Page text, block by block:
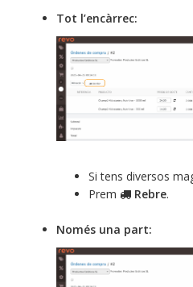
Tot l’encàrrec:
Si tens diversos
Prem
Rebre.
Només una part: